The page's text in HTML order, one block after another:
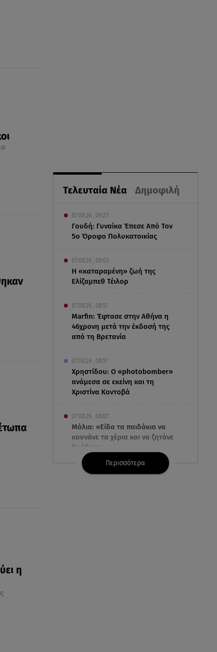
η
Τελευταία Νέα Δημοφιλή
07.08.26 , 09:23
Γουδή: Γυναίκα Έπεσε Από Τον
5ο Όροφο Πολυκατοικίας
07.08.26 , 09:03
Η «καταραμένη»​​​​​​​ ζωή της
Ελίζαμπεθ Τέιλορ
07.08.26 , 08:51
Marfin: Έφτασε στην Αθήνα η
46χρονη μετά την έκδοσή της
από τη Βρετανία
07.08.26 , 08:51
Χρηστίδου: Ο «photobomber»
ανάμεσα σε εκείνη και τη
Χριστίνα Κοντοβά
07.08.26 , 08:07
Μάλια: «Είδα τα παιδάκια να
κουνάνε τα χέρια και να ζητάνε
βοήθεια»
07.08.26 , 07:37
Περισσότερα